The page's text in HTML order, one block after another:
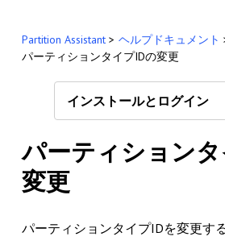
Partition Assistant> ヘルプドキュメント
パーティションタイプIDの変更
インストールとログイン
パーティション
変更
パーティションタイプIDを変更す